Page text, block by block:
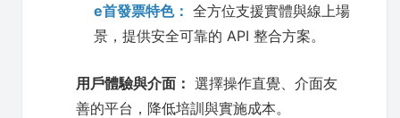
e首發票特色： 全方位支援實體與線上場
景，提供安全可靠的 API 整合方案。
用戶體驗與介面： 選擇操作直覺、介面友
善的平台，降低培訓與實施成本。